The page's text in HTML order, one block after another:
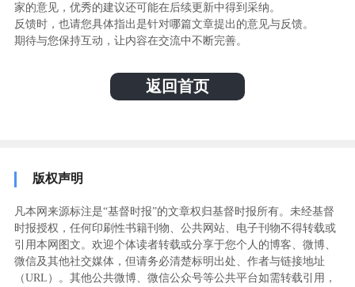
家的意见，优秀的建议还可能在后续更新中得到采纳。
反馈时，也请您具体指出是针对哪篇文章提出的意见与反馈。
期待与您保持互动，让内容在交流中不断完善。
返回首页
版权声明
凡本网来源标注是“基督时报”的文章权归基督时报所有。未经基督
时报授权，任何印刷性书籍刊物、公共网站、电子刊物不得转载或
引用本网图文。欢迎个体读者转载或分享于您个人的博客、微博、
微信及其他社交媒体，但请务必清楚标明出处、作者与链接地址
（URL）。其他公共微博、微信公众号等公共平台如需转载引用，